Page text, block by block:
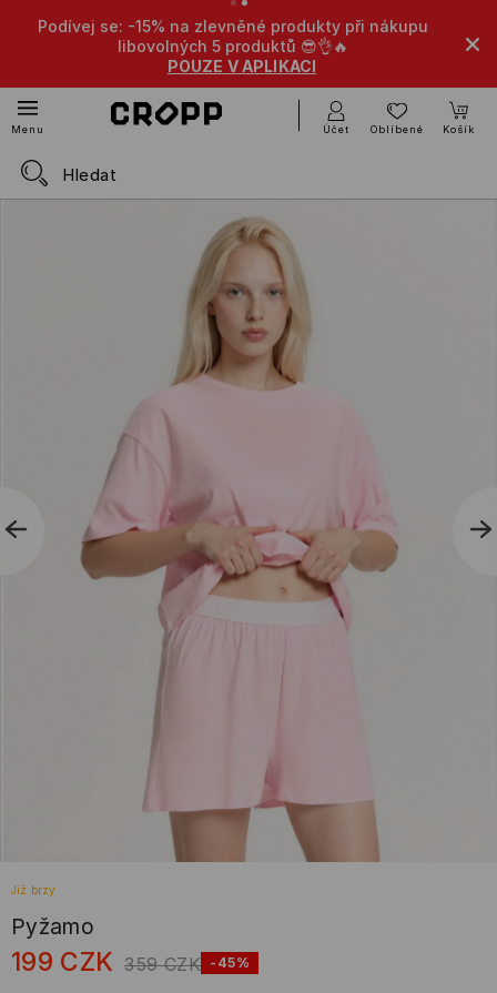
Podívej se: -15% na zlevněné produkty při nákupu
libovolných 5 produktů 😎👌🔥
POUZE V APLIKACI
Menu Účet Oblíbené Košík
Již brzy
Pyžamo
199 CZK 359 CZK -45%